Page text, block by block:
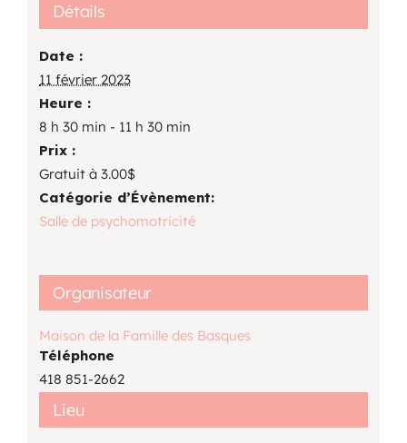
Détails
Date :
11 février 2023
Heure :
8 h 30 min - 11 h 30 min
Prix :
Gratuit à 3.00$
Catégorie d’Évènement:
Salle de psychomotricité
Lieu
Organisateur
Maison de la Famille des Basques
Téléphone
418 851-2662